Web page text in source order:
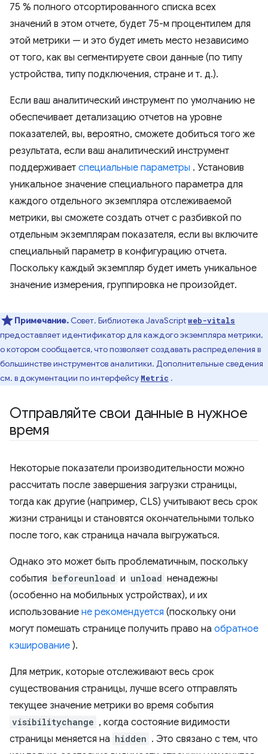
75 % полного отсортированного списка всех
значений в этом отчете, будет 75-м процентилем для
этой метрики — и это будет иметь место независимо
от того, как вы сегментируете свои данные (по типу
устройства, типу подключения, стране и т. д.).
Если ваш аналитический инструмент по умолчанию не
обеспечивает детализацию отчетов на уровне
показателей, вы, вероятно, сможете добиться того же
результата, если ваш аналитический инструмент
поддерживает специальные параметры . Установив
уникальное значение специального параметра для
каждого отдельного экземпляра отслеживаемой
метрики, вы сможете создать отчет с разбивкой по
отдельным экземплярам показателя, если вы включите
специальный параметр в конфигурацию отчета.
Поскольку каждый экземпляр будет иметь уникальное
значение измерения, группировка не произойдет.
Примечание. Совет. Библиотека JavaScriptweb-vitals
предоставляет идентификатор для каждого экземпляра метрики,
о котором сообщается, что позволяет создавать распределения в
большинстве инструментов аналитики. Дополнительные сведения
см. в документации по интерфейсу Metric .
Отправляйте свои данные в нужное
время
Некоторые показатели производительности можно
рассчитать после завершения загрузки страницы,
тогда как другие (например, CLS) учитывают весь срок
жизни страницы и становятся окончательными только
после того, как страница начала выгружаться.
Однако это может быть проблематичным, поскольку
события beforeunload и unload ненадежны
(особенно на мобильных устройствах), и их
использование не рекомендуется (поскольку они
могут помешать странице получить право на обратное
кэширование ).
Для метрик, которые отслеживают весь срок
существования страницы, лучше всего отправлять
текущее значение метрики во время события
visibilitychange , когда состояние видимости
страницы меняется на hidden . Это связано с тем, что